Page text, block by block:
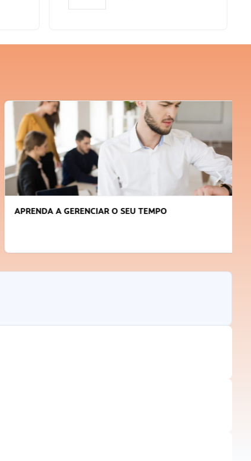
APRENDA A GERENCIAR O SEU TEMPO